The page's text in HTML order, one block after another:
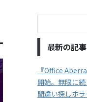
最新の記事
『Office
開始。無限に
間違い探しホラ